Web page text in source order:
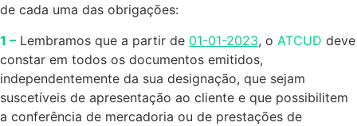
de cada uma das obrigações:
1 – Lembramos que a partir de 01-01-2023, o ATCUD deve
constar em todos os documentos emitidos,
independentemente da sua designação, que sejam
suscetíveis de apresentação ao cliente e que possibilitem
a conferência de mercadoria ou de prestações de